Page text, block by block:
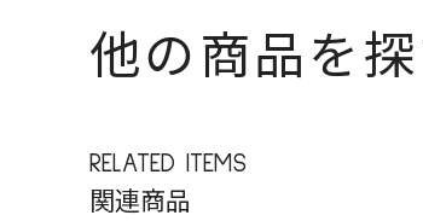
他の商品を
RELATED ITEMS
関連商品